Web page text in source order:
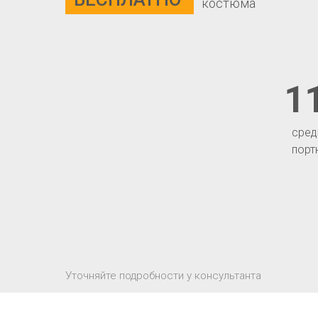
костюма
Уточняйте подробности у консультанта